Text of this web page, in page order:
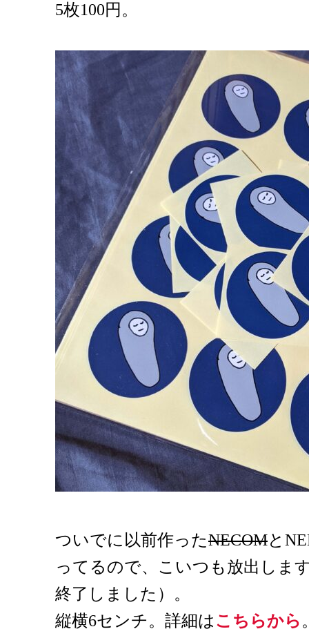
5枚100円。
ついでに以前作ったNECOMと
ってるので、こいつも放出しま
終了しました）。
縦横6センチ。詳細はこちらから